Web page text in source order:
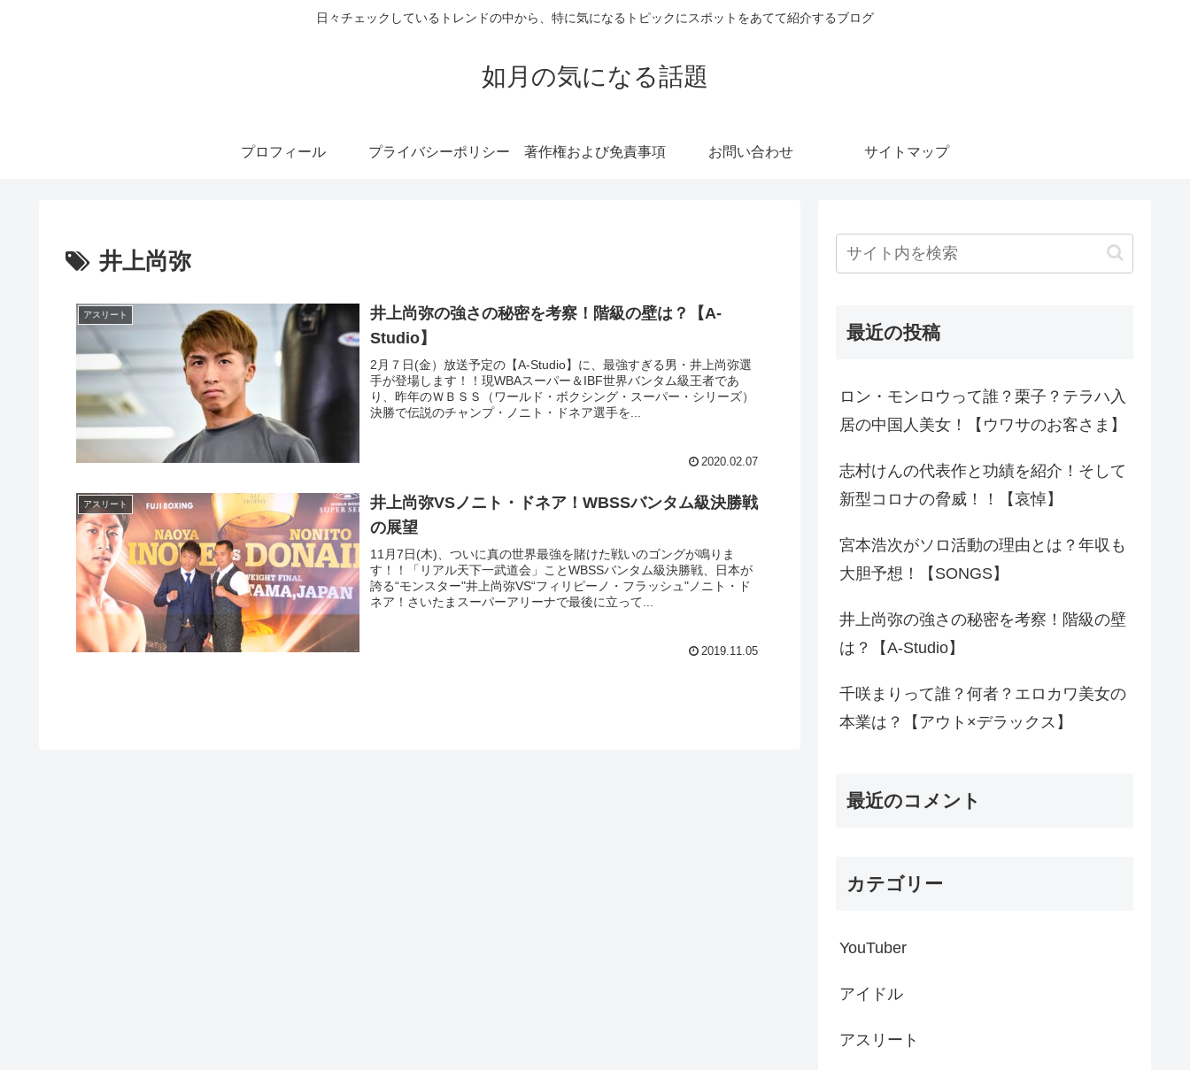
日々チェックしているトレンドの中から、特に気になるトピックにスポットをあてて紹介するブログ
如月の気になる話題
プロフィール プライバシーポリシー 著作権および免責事項 お問い合わせ サイトマップ
井上尚弥
アスリート
井上尚弥の強さの秘密を考察！階級の壁は？【A-
Studio】
2月７日(金）放送予定の【A-Studio】に、最強すぎる男・井上尚弥選
手が登場します！！現WBAスーパー＆IBF世界バンタム級王者であ
り、昨年のＷＢＳＳ（ワールド・ボクシング・スーパー・シリーズ）
決勝で伝説のチャンプ・ノニト・ドネア選手を...
2020.02.07
アスリート
井上尚弥VSノニト・ドネア！WBSSバンタム級決勝戦
の展望
11月7日(木)、ついに真の世界最強を賭けた戦いのゴングが鳴りま
す！！「リアル天下一武道会」ことWBSSバンタム級決勝戦、日本が
誇る“モンスター"井上尚弥VS“フィリピーノ・フラッシュ"ノニト・ド
ネア！さいたまスーパーアリーナで最後に立って...
2019.11.05
最近の投稿
ロン・モンロウって誰？栗子？テラハ入
居の中国人美女！【ウワサのお客さま】
志村けんの代表作と功績を紹介！そして
新型コロナの脅威！！【哀悼】
宮本浩次がソロ活動の理由とは？年収も
大胆予想！【SONGS】
井上尚弥の強さの秘密を考察！階級の壁
は？【A-Studio】
千咲まりって誰？何者？エロカワ美女の
本業は？【アウト×デラックス】
最近のコメント
カテゴリー
YouTuber
アイドル
アスリート